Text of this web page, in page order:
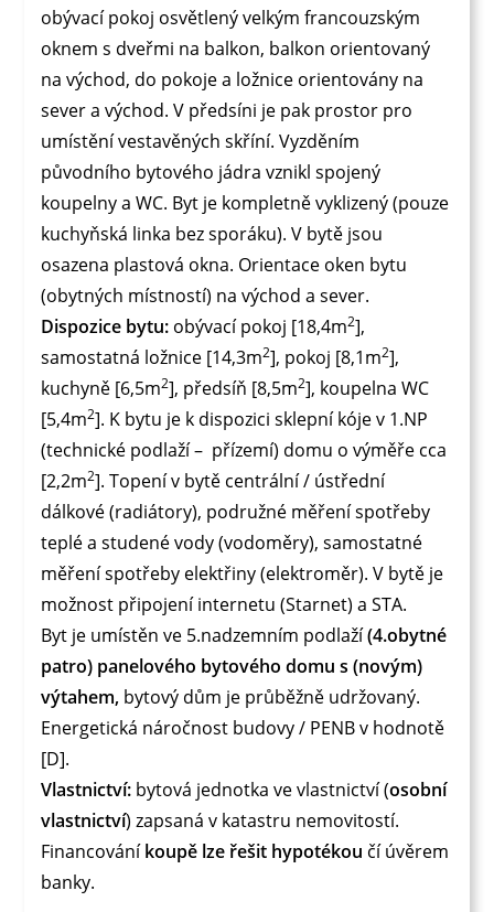
obývací pokoj osvětlený velkým francouzským
oknem s dveřmi na balkon, balkon orientovaný
na východ, do pokoje a ložnice orientovány na
sever a východ. V předsíni je pak prostor pro
umístění vestavěných skříní. Vyzděním
původního bytového jádra vznikl spojený
koupelny a WC. Byt je kompletně vyklizený (pouze
kuchyňská linka bez sporáku). V bytě jsou
osazena plastová okna. Orientace oken bytu
(obytných místností) na východ a sever.
Dispozice bytu: obývací pokoj [18,4m2],
samostatná ložnice [14,3m2], pokoj [8,1m2],
kuchyně [6,5m2], předsíň [8,5m2], koupelna WC
[5,4m2]. K bytu je k dispozici sklepní kóje v 1.NP
(technické podlaží – přízemí) domu o výměře cca
[2,2m2]. Topení v bytě centrální / ústřední
dálkové (radiátory), podružné měření spotřeby
teplé a studené vody (vodoměry), samostatné
měření spotřeby elektřiny (elektroměr). V bytě je
možnost připojení internetu (Starnet) a STA.
Byt je umístěn ve 5.nadzemním podlaží(4.obytné
patro) panelového bytového domu s (novým)
výtahem, bytový dům je průběžně udržovaný.
Energetická náročnost budovy / PENB v hodnotě
[D].
Vlastnictví: bytová jednotka ve vlastnictví (osobní
vlastnictví) zapsaná v katastru nemovitostí.
Financováníkoupě lze řešit hypotékou čí úvěrem
banky.